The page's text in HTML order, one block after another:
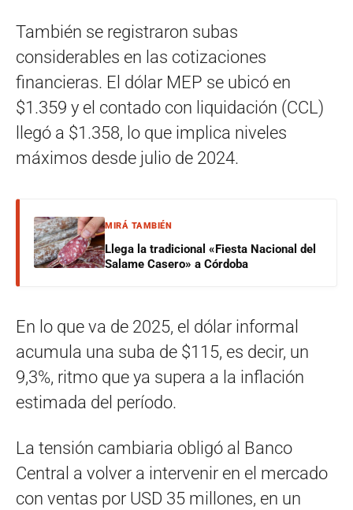
También se registraron subas
considerables en las cotizaciones
financieras. El dólar MEP se ubicó en
$1.359 y el contado con liquidación (CCL)
llegó a $1.358, lo que implica niveles
máximos desde julio de 2024.
MIRÁ TAMBIÉN
Llega la tradicional «Fiesta Nacional del
Salame Casero» a Córdoba
En lo que va de 2025, el dólar informal
acumula una suba de $115, es decir, un
9,3%, ritmo que ya supera a la inflación
estimada del período.
La tensión cambiaria obligó al Banco
Central a volver a intervenir en el mercado
con ventas por USD 35 millones, en un